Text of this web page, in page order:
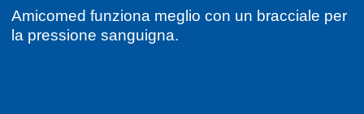
Amicomed funziona meglio con un bracciale per
la pressione sanguigna.